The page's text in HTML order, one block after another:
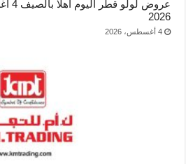
2026
4 أغسطس، 2026